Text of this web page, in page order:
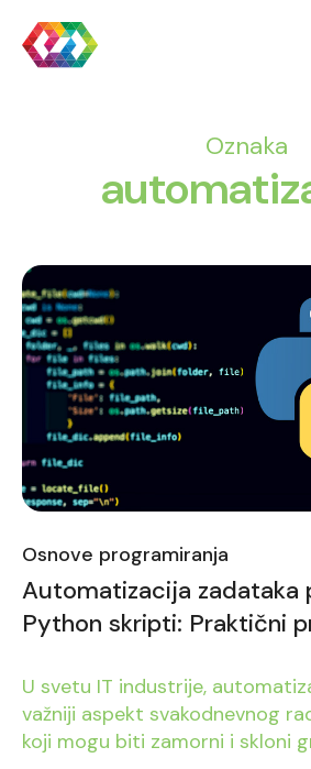
Oznaka
Osnove programiranja
Automatizacija zadataka
Python skripti: Praktični
U svetu IT industrije,
važniji aspekt svakodnevnog
koji mogu biti zamorni i skloni